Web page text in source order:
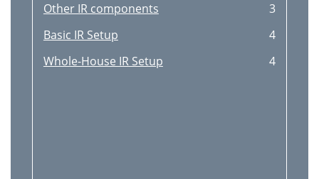
Other IR components
3
Basic IR Setup
4
Whole-House IR Setup
4